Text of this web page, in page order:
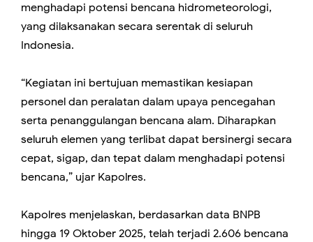
menghadapi potensi bencana hidrometeorologi,
yang dilaksanakan secara serentak di seluruh
Indonesia.
“Kegiatan ini bertujuan memastikan kesiapan
personel dan peralatan dalam upaya pencegahan
serta penanggulangan bencana alam. Diharapkan
seluruh elemen yang terlibat dapat bersinergi secara
cepat, sigap, dan tepat dalam menghadapi potensi
bencana,” ujar Kapolres.
Kapolres menjelaskan, berdasarkan data BNPB
hingga 19 Oktober 2025, telah terjadi 2.606 bencana